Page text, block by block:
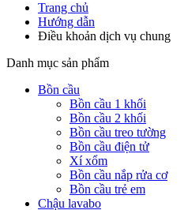
Trang chủ
Hướng dẫn
Điều khoản dịch vụ chung
Danh mục sản phẩm
Bồn cầu
Bồn cầu 1 khối
Bồn cầu 2 khối
Bồn cầu treo tường
Bồn cầu điện tử
Xí xổm
Bồn cầu nắp rửa cơ
Bồn cầu trẻ em
Chậu lavabo